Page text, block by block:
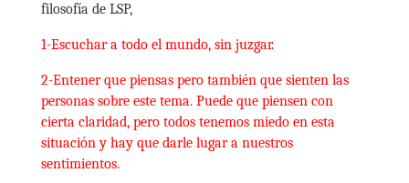
filosofía de LSP,
1-Escuchar a todo el mundo, sin juzgar.
2-Entener que piensas pero también que sienten las
personas sobre este tema. Puede que piensen con
cierta claridad, pero todos tenemos miedo en esta
situación y hay que darle lugar a nuestros
sentimientos.